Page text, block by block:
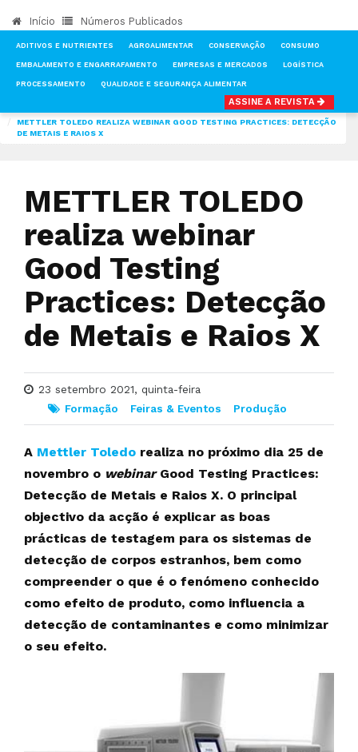
Início Números Publicados
ADITIVOS E NUTRIENTES AGROALIMENTAR CONSERVAÇÃO CONSUMO
EMBALAMENTO E ENGARRAFAMENTO EMPRESAS E MERCADOS LOGÍSTICA
PROCESSAMENTO QUALIDADE E SEGURANÇA ALIMENTAR
ASSINE A REVISTA
METTLER TOLEDO REALIZA WEBINAR GOOD TESTING PRACTICES: DETECÇÃO
DE METAIS E RAIOS X
METTLER TOLEDO
realiza webinar
Good Testing
Practices: Detecção
de Metais e Raios X
23 setembro 2021, quinta-feira
Formação
Feiras & Eventos Produção
A Mettler Toledo realiza no próximo dia 25 de
novembro o webinarGood Testing Practices:
Detecção de Metais e Raios X. O principal
objectivo da acção é explicar as boas
prácticas de testagem para os sistemas de
detecção de corpos estranhos, bem como
compreender o que é o fenómeno conhecido
como efeito de produto, como influencia a
detecção de contaminantes e como minimizar
o seu efeito.